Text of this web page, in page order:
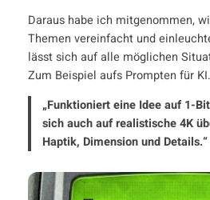
Daraus habe ich mitgenommen,
Themen vereinfacht und
lässt sich auf alle möglichen
Zum Beispiel aufs Prompten für KI.
„Funktioniert eine Idee auf 1-
sich auch auf realistische 4K
Haptik, Dimensionund Details.“